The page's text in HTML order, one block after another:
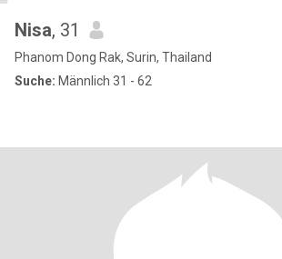
Nisa, 31
Phanom Dong Rak, Surin, Thailand
Suche: Männlich 31 - 62